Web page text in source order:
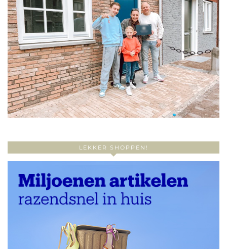
LEKKER SHOPPEN!